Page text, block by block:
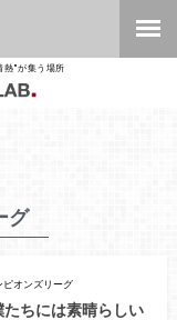
熱"が集う場所
グ
ピオンズリーグ
ちには素晴らしい